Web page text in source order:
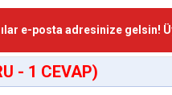
e-posta adresinize gelsin!
- 1 CEVAP)